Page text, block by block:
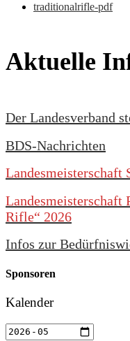
traditionalrifle-pdf
Aktuelle
Der Landesverband
BDS-Nachrichten
Landesmeisterschaft
Landesmeisterschaft
Rifle“ 2026
Infos zur
Sponsoren
Kalender